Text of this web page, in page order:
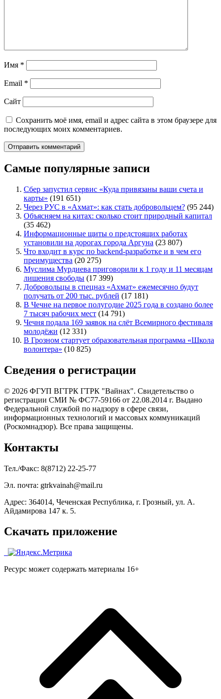
Имя *
Email *
Сайт
Сохранить моё имя, email и адрес сайта в этом браузере для
последующих моих комментариев.
Самые популярные записи
Сбер запустил сервис «Куда привязаны ваши счета и
карты» (191 651)
Через РУС в «Ахмат»: как стать добровольцем? (95 244)
Объясняем на китах: сколько стоит природный капитал
(35 462)
Информационные щиты о предстоящих работах
установили на дорогах города Аргуна (23 807)
Что входит в курс по backend-разработке и в чем его
преимущества (20 275)
Муслима Мурдиева приговорили к 1 году и 11 месяцам
лишения свободы (17 399)
Добровольцы в спецназ «Ахмат» ежемесячно будут
получать от 200 тыс. рублей (17 181)
В Чечне на первое полугодие 2025 года в создано более
7 тысяч рабочих мест (14 791)
Чечня подала 169 заявок на слёт Всемирного фестиваля
молодёжи (12 331)
В Грозном стартует образовательная программа «Школа
волонтера» (10 825)
Сведения о регистрации
© 2026 ФГУП ВГТРК ГТРК "Вайнах". Свидетельство о
регистрации СМИ № ФС77-59166 от 22.08.2014 г. Выдано
Федеральной службой по надзору в сфере связи,
информационных технологий и массовых коммуникаций
(Роскомнадзор). Все права защищены.
Контакты
Тел./Факс: 8(8712) 22-25-77
Эл. почта: gtrkvainah@mail.ru
Адрес: 364014, Чеченская Республика, г. Грозный, ул. А.
Айдамирова 147 к. 5.
Скачать приложение
Ресурс может содержать материалы 16+